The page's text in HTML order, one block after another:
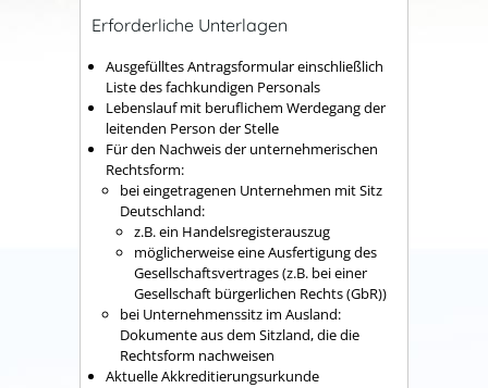
Erforderliche Unterlagen
Ausgefülltes Antragsformular einschließlich
Liste des fachkundigen Personals
Lebenslauf mit beruflichem Werdegang der
leitenden Person der Stelle
Für den Nachweis der unternehmerischen
Rechtsform:
bei eingetragenen Unternehmen mit Sitz
Deutschland:
z.B. ein Handelsregisterauszug
möglicherweise eine Ausfertigung des
Gesellschaftsvertrages (z.B. bei einer
Gesellschaft bürgerlichen Rechts (GbR))
bei Unternehmenssitz im Ausland:
Dokumente aus dem Sitzland, die die
Rechtsform nachweisen
Aktuelle Akkreditierungsurkunde